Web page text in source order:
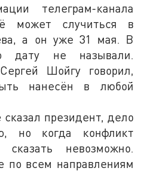
телеграм-канала
может случиться в
а он уже 31 мая. В
дату не называли.
Шойгу говорил,
нанесён в любой
сказал президент, дело
но когда конфликт
сказать невозможно.
по всем направлениям